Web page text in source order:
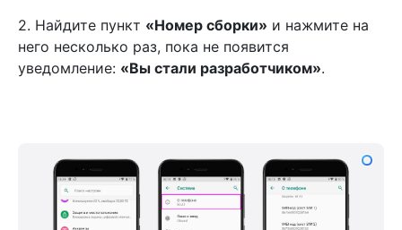
2. Найдите пункт «Номер сборки» и нажмите на
него несколько раз, пока не появится
уведомление: «Вы стали разработчиком».